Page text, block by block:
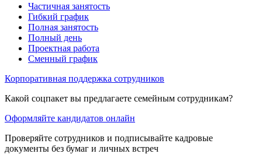
Частичная занятость
Гибкий график
Полная занятость
Полный день
Проектная работа
Сменный график
Корпоративная поддержка сотрудников
Какой соцпакет вы предлагаете семейным сотрудникам?
Оформляйте кандидатов онлайн
Проверяйте сотрудников и подписывайте кадровые
документы без бумаг и личных встреч